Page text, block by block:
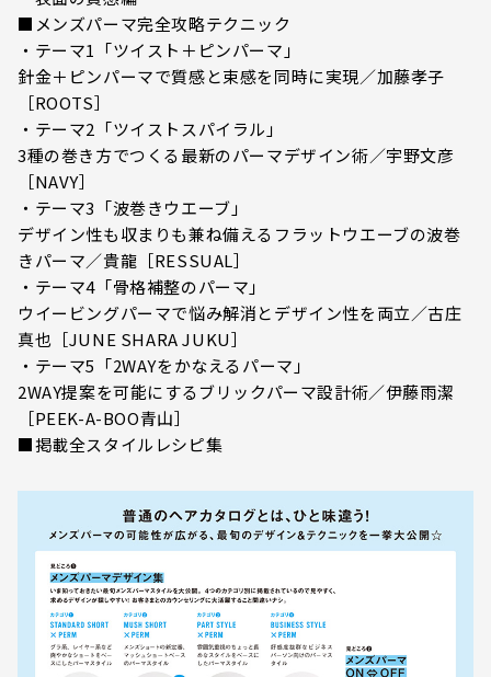
■メンズパーマ完全攻略テクニック
・テーマ1「ツイスト＋ピンパーマ」
針金＋ピンパーマで質感と束感を同時に実現／加藤孝子
［ROOTS］
・テーマ2「ツイストスパイラル」
3種の巻き方でつくる最新のパーマデザイン術／宇野文彦
［NAVY］
・テーマ3「波巻きウエーブ」
デザイン性も収まりも兼ね備えるフラットウエーブの波巻
きパーマ／貴龍［RESSUAL］
・テーマ4「骨格補整のパーマ」
ウイービングパーマで悩み解消とデザイン性を両立／古庄
真也［JUNE SHARA JUKU］
・テーマ5「2WAYをかなえるパーマ」
2WAY提案を可能にするブリックパーマ設計術／伊藤雨潔
［PEEK-A-BOO青山］
■掲載全スタイルレシピ集